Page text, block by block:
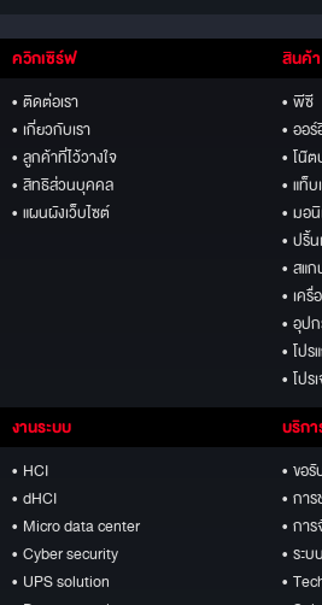
ควิกเซิร์ฟ
• ติดต่อเรา
• เกี่ยวกับเรา
• ลูกค้าที่ไว้วางใจ
• สิทธิส่วนบุคคล
• แผนผังเว็บไซต์
สินค้า
• พีซี
• ออ
• โน๊
• แท็บ
• มอ
• ปริ้น
• สแก
• เครื่
• อุป
• โปร
• โปร
งานระบบ
• HCI
• dHCI
• Micro data center
• Cyber security
• UPS solution
บริก
• ขอรั
• การ
• กา
• ระ
•